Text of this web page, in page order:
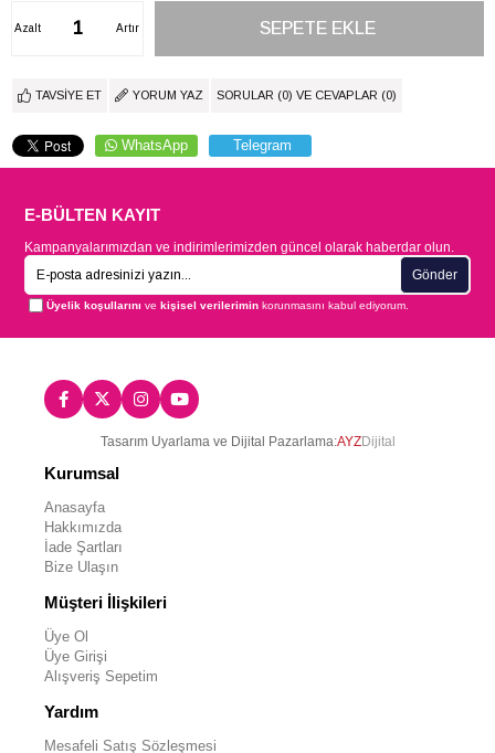
Artır
Azalt
TAVSIYE ET YORUM YAZ SORULAR (0) VE CEVAPLAR (0)
WhatsApp Telegram
E-BÜLTEN KAYIT
Kampanyalarımızdan ve indirimlerimizden güncel olarak haberdar olun.
Gönder
Üyelik koşullarını vekişisel verilerimin korunmasını kabul ediyorum.
Tasarım Uyarlama ve Dijital Pazarlama:AYZDijital
Kurumsal
Anasayfa
Hakkımızda
İade Şartları
Bize Ulaşın
Müşteri İlişkileri
Üye Ol
Üye Girişi
Alışveriş Sepetim
Yardım
Mesafeli Satış Sözleşmesi